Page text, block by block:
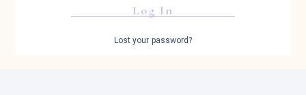
Log In
Lost your password?